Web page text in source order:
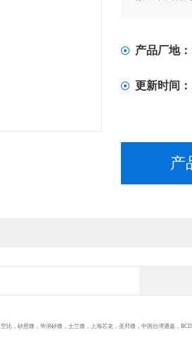
产品厂地：
更新时间：
产
，矽恩微，华润矽微，士兰微，上海芯龙，圣邦微，中国台湾通嘉，